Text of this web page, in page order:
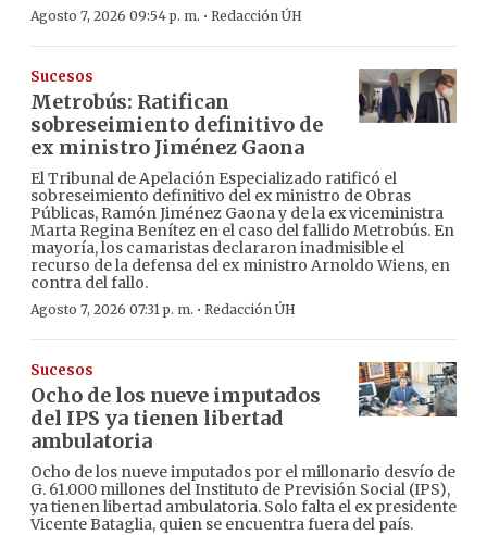
Agosto 7, 2026 09:54 p. m. · Redacción ÚH
Sucesos
Metrobús: Ratifican
sobreseimiento definitivo de
ex ministro Jiménez Gaona
El Tribunal de Apelación Especializado ratificó el
sobreseimiento definitivo del ex ministro de Obras
Públicas, Ramón Jiménez Gaona y de la ex viceministra
Marta Regina Benítez en el caso del fallido Metrobús. En
mayoría, los camaristas declararon inadmisible el
recurso de la defensa del ex ministro Arnoldo Wiens, en
contra del fallo.
Agosto 7, 2026 07:31 p. m. · Redacción ÚH
Sucesos
Ocho de los nueve imputados
del IPS ya tienen libertad
ambulatoria
Ocho de los nueve imputados por el millonario desvío de
G. 61.000 millones del Instituto de Previsión Social (IPS),
ya tienen libertad ambulatoria. Solo falta el ex presidente
Vicente Bataglia, quien se encuentra fuera del país.